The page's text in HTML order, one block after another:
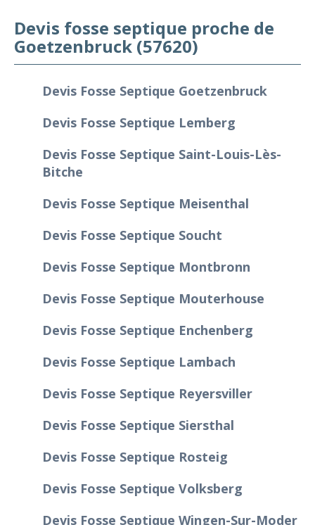
Devis fosse septique proche de
Goetzenbruck (57620)
Devis Fosse Septique Goetzenbruck
Devis Fosse Septique Lemberg
Devis Fosse Septique Saint-Louis-Lès-
Bitche
Devis Fosse Septique Meisenthal
Devis Fosse Septique Soucht
Devis Fosse Septique Montbronn
Devis Fosse Septique Mouterhouse
Devis Fosse Septique Enchenberg
Devis Fosse Septique Lambach
Devis Fosse Septique Reyersviller
Devis Fosse Septique Siersthal
Devis Fosse Septique Rosteig
Devis Fosse Septique Volksberg
Devis Fosse Septique Wingen-Sur-Moder